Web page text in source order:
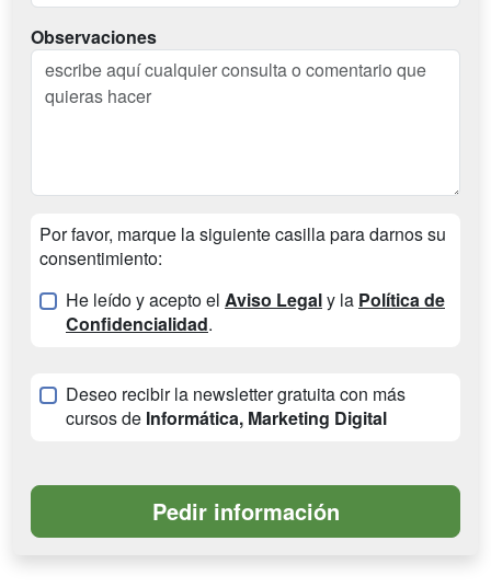
Observaciones
Por favor, marque la siguiente casilla para darnos su
consentimiento:
He leído y acepto el Aviso Legaly la Política de
Confidencialidad.
Deseo recibir la newsletter gratuita con más
cursos de Informática, Marketing Digital